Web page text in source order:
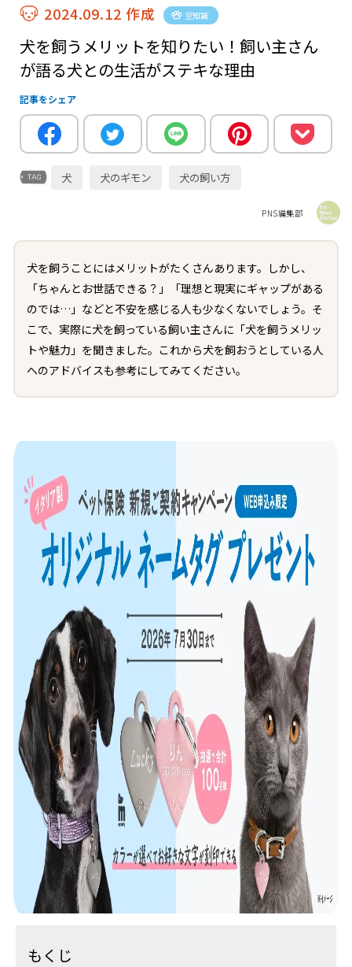
2024.09.12 作成 豆知識
犬を飼うメリットを知りたい！飼い主さん
が語る犬との生活がステキな理由
記事をシェア
犬 犬のギモン 犬の飼い方
PNS編集部
犬を飼うことにはメリットがたくさんあります。しかし、
「ちゃんとお世話できる？」「理想と現実にギャップがある
のでは…」などと不安を感じる人も少なくないでしょう。そ
こで、実際に犬を飼っている飼い主さんに「犬を飼うメリッ
トや魅力」を聞きました。これから犬を飼おうとしている人
へのアドバイスも参考にしてみてください。
もくじ